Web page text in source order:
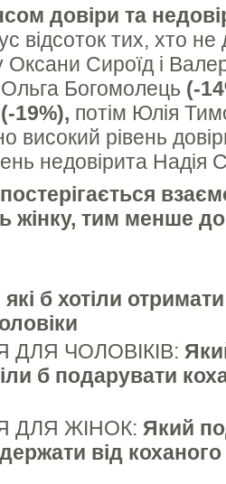
довіри та
відсоток тих, хто
Оксани Сироїд і
Ольга Богомолець (-
(-19%), потім Юлія
високий рівень
недовірита Надія
жінку, тим менше
б хотіли
ДЛЯ ЧОЛОВІКІВ:
б подарувати
ДЛЯ ЖІНОК: Який
від